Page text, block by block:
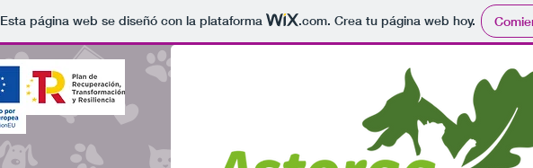
Esta página web se diseñó con la plataforma .com. Crea tu página web hoy.